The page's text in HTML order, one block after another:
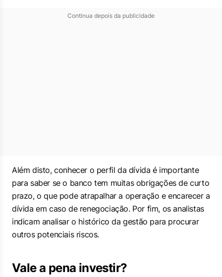
Continua depois da publicidade
Além disto, conhecer o perfil da dívida é importante
para saber se o banco tem muitas obrigações de curto
prazo, o que pode atrapalhar a operação e encarecer a
dívida em caso de renegociação. Por fim, os analistas
indicam analisar o histórico da gestão para procurar
outros potenciais riscos.
Vale a pena investir?